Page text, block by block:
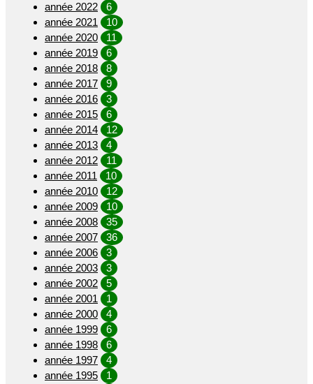
année 2022
6
année 2021
10
année 2020
11
année 2019
6
année 2018
8
année 2017
9
année 2016
3
année 2015
6
année 2014
12
année 2013
4
année 2012
11
année 2011
10
année 2010
12
année 2009
10
année 2008
35
année 2007
36
année 2006
3
année 2003
3
année 2002
5
année 2001
1
année 2000
4
année 1999
6
année 1998
6
année 1997
4
année 1995
1